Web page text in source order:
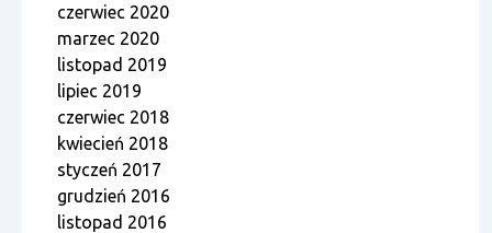
czerwiec 2020
marzec 2020
listopad 2019
lipiec 2019
czerwiec 2018
kwiecień 2018
styczeń 2017
grudzień 2016
listopad 2016